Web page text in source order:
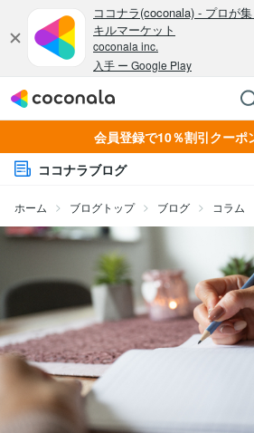
会員登録で10％割引クーポ
ココナラブログ
ホーム ブログトップ ブログ コラム